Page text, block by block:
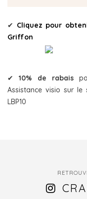
✔ Cliquez pour
Griffon
✔10% de rabais
Assistance visio sur le
LBP10